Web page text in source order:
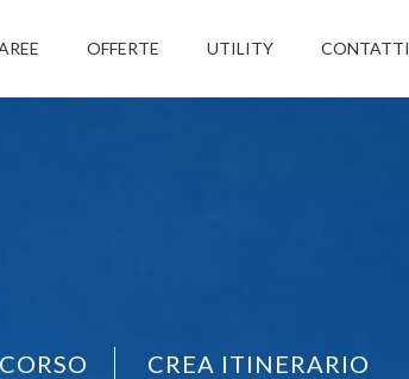
OFFERTE UTILITY CONTATTI
CREA ITINERARIO